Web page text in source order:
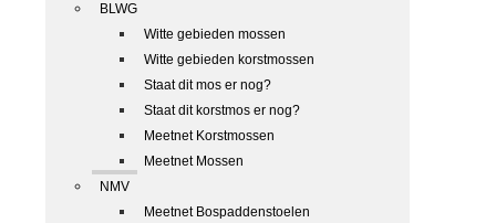
BLWG
Witte gebieden mossen
Witte gebieden korstmossen
Staat dit mos er nog?
Staat dit korstmos er nog?
Meetnet Korstmossen
Meetnet Mossen
NMV
Meetnet Bospaddenstoelen